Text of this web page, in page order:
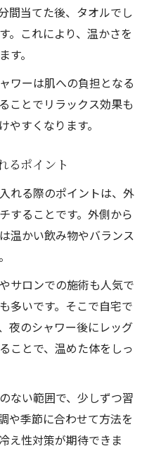
間当てた後、タオルでし
。これにより、温かさを
。
ワーは肌への負担となる
ことでリラックス効果も
すくなります。
るポイント
れる際のポイントは、外
することです。外側から
温かい飲み物やバランス
サロンでの施術も人気で
多いです。そこで自宅で
夜のシャワー後にレッグ
ことで、温めた体をしっ
ない範囲で、少しずつ習
や季節に合わせて方法を
え性対策が期待できま